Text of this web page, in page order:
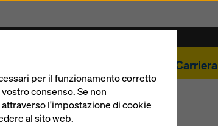
Carriera
per il funzionamento corretto
consenso. Se non
l'impostazione di cookie
al sito web.